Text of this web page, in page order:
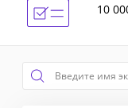
10